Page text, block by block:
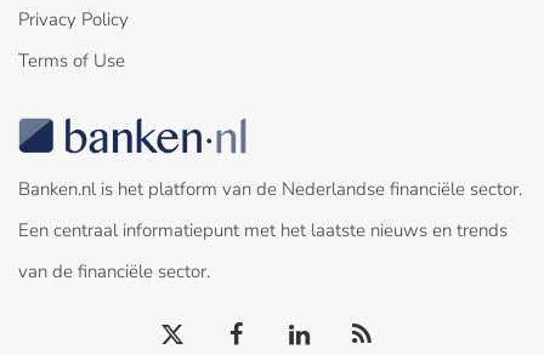
Privacy Policy
Terms of Use
Banken.nl is het platform van de Nederlandse financiële sector.
Een centraal informatiepunt met het laatste nieuws en trends
van de financiële sector.